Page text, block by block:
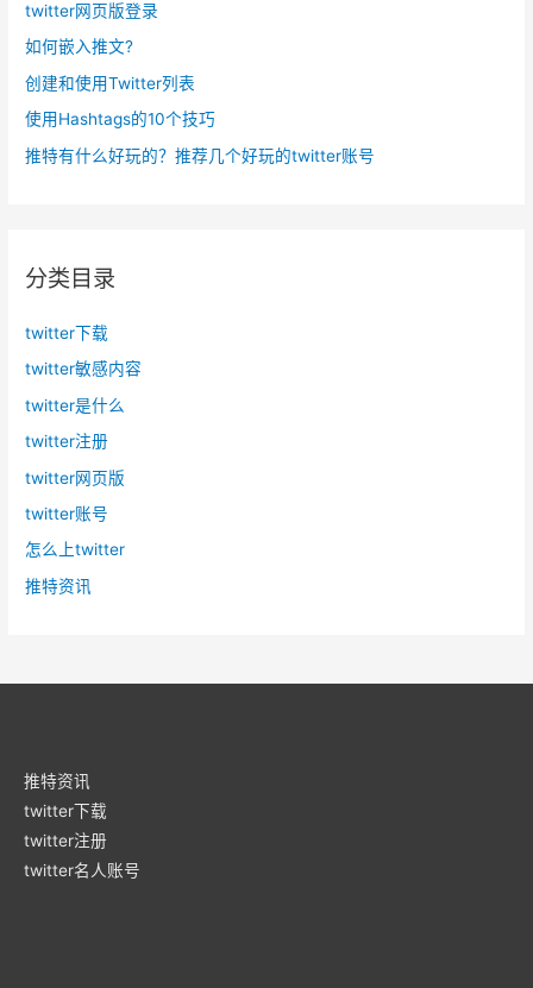
twitter网页版登录
如何嵌入推文?
创建和使用Twitter列表
使用Hashtags的10个技巧
推特有什么好玩的？推荐几个好玩的twitter账号
分类目录
twitter下载
twitter敏感内容
twitter是什么
twitter注册
twitter网页版
twitter账号
怎么上twitter
推特资讯
推特资讯
twitter下载
twitter注册
twitter名人账号